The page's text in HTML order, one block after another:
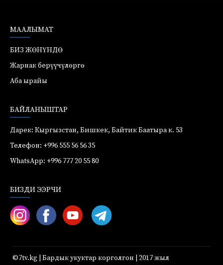
МААЛЫМАТ
БИЗ ЖӨНҮНДӨ
Жарнак берүүчүлөргө
Аба ырайы
БАЙЛАНЫШТАР
Дарек: Кыргызстан, Бишкек, Байтик Баатыра к. 53
Телефон: +996 555 56 56 35
WhatsApp: +996 777 20 55 80
БИЗДИ ЭЭРЧИ
©7tv.kg | Бардык укуктар корголгон | 2017 жыл